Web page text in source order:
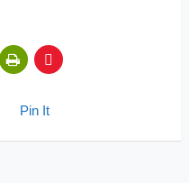
Pin It